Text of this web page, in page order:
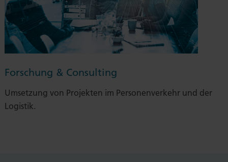
Forschung & Consulting
Umsetzung von Projekten im Personenverkehr und der
Logistik.